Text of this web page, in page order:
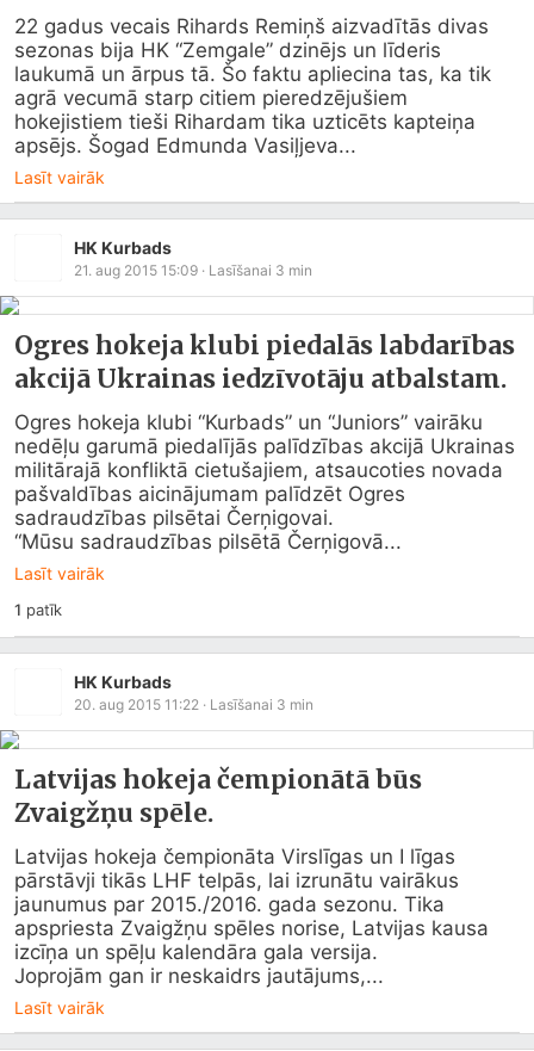
22 gadus vecais Rihards Remiņš aizvadītās divas
sezonas bija HK “Zemgale” dzinējs un līderis
laukumā un ārpus tā. Šo faktu apliecina tas, ka tik
agrā vecumā starp citiem pieredzējušiem
hokejistiem tieši Rihardam tika uzticēts kapteiņa
apsējs. Šogad Edmunda Vasiļjeva...
Lasīt vairāk
HK Kurbads
21. aug 2015 15:09 · Lasīšanai 3 min
Ogres hokeja klubi piedalās labdarības
akcijā Ukrainas iedzīvotāju atbalstam.
Ogres hokeja klubi “Kurbads” un “Juniors” vairāku
nedēļu garumā piedalījās palīdzības akcijā Ukrainas
militārajā konfliktā cietušajiem, atsaucoties novada
pašvaldības aicinājumam palīdzēt Ogres
sadraudzības pilsētai Čerņigovai.
“Mūsu sadraudzības pilsētā Čerņigovā...
Lasīt vairāk
1 patīk
HK Kurbads
20. aug 2015 11:22 · Lasīšanai 3 min
Latvijas hokeja čempionātā būs
Zvaigžņu spēle.
Latvijas hokeja čempionāta Virslīgas un I līgas
pārstāvji tikās LHF telpās, lai izrunātu vairākus
jaunumus par 2015./2016. gada sezonu. Tika
apspriesta Zvaigžņu spēles norise, Latvijas kausa
izcīņa un spēļu kalendāra gala versija.
Joprojām gan ir neskaidrs jautājums,...
Lasīt vairāk